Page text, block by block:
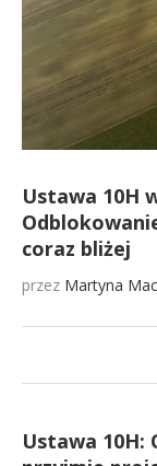
Ustawa 10H
coraz bliżej
przez Martyna
Ustawa 10H: